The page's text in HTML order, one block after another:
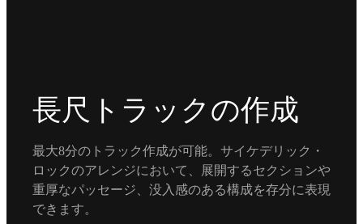
長尺トラックの作成
最大8分のトラック作成が可能。サイケデリック・
ロックのアレンジにおいて、展開するセクションや
重厚なパッセージ、没入感のある構成を存分に表現
できます。